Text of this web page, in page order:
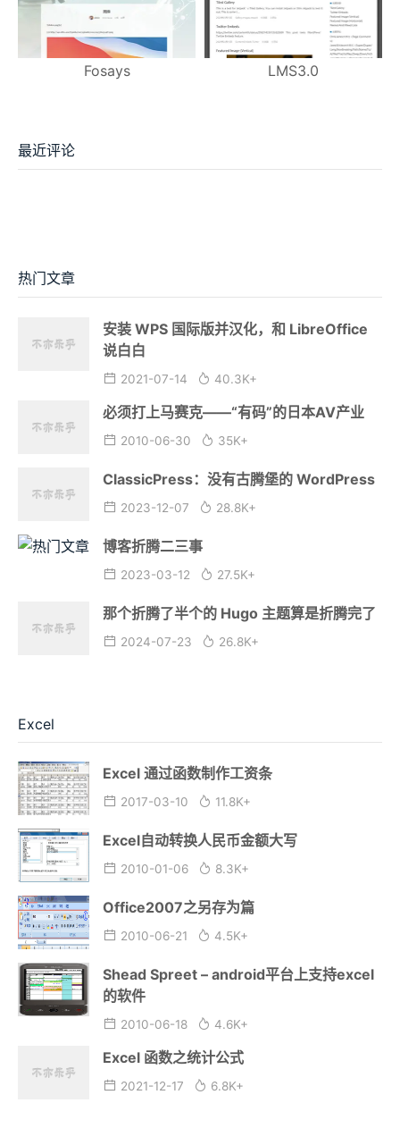
Fosays LMS3.0
最近评论
热门文章
安装 WPS 国际版并汉化，和 LibreOffice
说白白
2021-07-14 40.3K+
必须打上马赛克——“有码”的日本AV产业
2010-06-30 35K+
ClassicPress：没有古腾堡的 WordPress
2023-12-07 28.8K+
博客折腾二三事
2023-03-12 27.5K+
那个折腾了半个的 Hugo 主题算是折腾完了
2024-07-23 26.8K+
Excel
Excel 通过函数制作工资条
2017-03-10 11.8K+
Excel自动转换人民币金额大写
2010-01-06 8.3K+
Office2007之另存为篇
2010-06-21 4.5K+
Shead Spreet – android平台上支持excel
的软件
2010-06-18 4.6K+
Excel 函数之统计公式
2021-12-17 6.8K+